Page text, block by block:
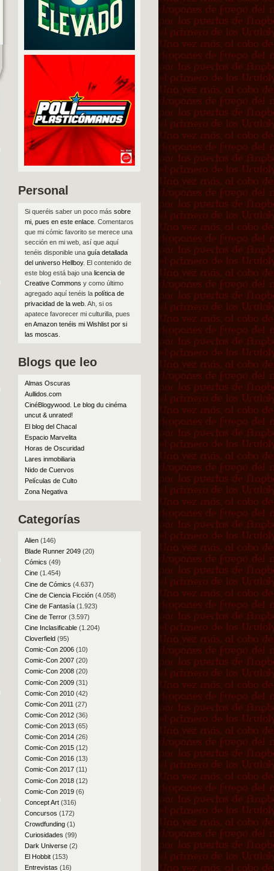
Personal
Si queréis saber un poco más sobre
mi, pues en este enlace. Comentaros
que mi cómic favorito se merece una
sección en mi web, así que aquí
tenéis disponible una guía detallada
del universo Hellboy. El contenido de
este blog está bajo una licencia de
Creative Commons y como último
agregado aquí tenéis la política de
privacidad de la web. Ah, si os
apatece favorecer mi culturilla, pues
en Amazon tenéis mi Wishlist por si
las moscas
Blogs que leo
Almas Oscuras
Aullidos.com
CinéBlogywood. Le blog du cinéma
uncut & unrated!
El blog del Chacal
Espacio Marvelita
Horas de Oscuridad
Lares inmobiliaria
Nido de Cuervos
Películas de Culto
Zona Negativa
Categorías
Alien(146)
Blade Runner 2049(20)
Cómics (49)
Cine(1.454)
Cine de Cómics (4.637)
Cine de Ciencia Ficción(4.058)
Cine de Fantasía(1.923)
Cine de Terror(3.597)
Cine Inclasificable(1.204)
Cloverfield(95)
Comic-Con 2006(10)
Comic-Con 2007(20)
Comic-Con 2008(20)
Comic-Con 2009(31)
Comic-Con 2010(42)
Comic-Con 2011 (27)
Comic-Con 2012(36)
Comic-Con 2013(65)
Comic-Con 2014(26)
Comic-Con 2015(12)
Comic-Con 2016(13)
Comic-Con 2017(11)
Comic-Con 2018(12)
Comic-Con 2019(6)
Concept Art(316)
Concursos (172)
Crowdfunding(1)
Curiosidades (99)
Dark Universe(2)
El Hobbit(153)
Entrevistas (16)